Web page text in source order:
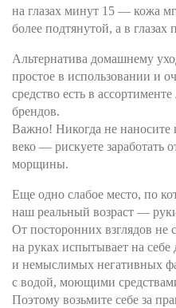
на глазах минут 15 — кожа
более подтянутой, а в глазах
Альтернатива домашнему
простое в использовании и
средство есть в
брендов.
Важно! Никогда не наносите
веко — рискуете заработать
морщины.
Еще одно слабое место, по
наш реальный возраст —
От посторонних взглядов не
на руках испытывает на
и немыслимых негативных
с водой, моющими
Поэтому возьмите себе за